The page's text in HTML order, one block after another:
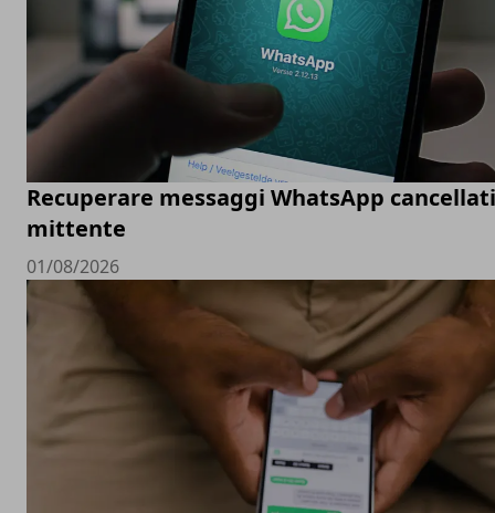
Recuperare messaggi WhatsApp
mittente
01/08/2026